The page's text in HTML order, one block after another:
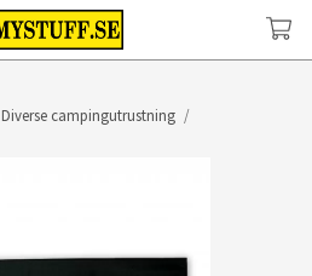
Diverse campingutrustning /